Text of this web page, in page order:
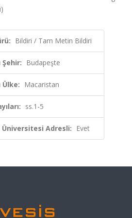
Bildiri / Tam Metin Bildiri
Şehir: Budapeşte
Ülke: Macaristan
ss.1-5
Adresli: Evet